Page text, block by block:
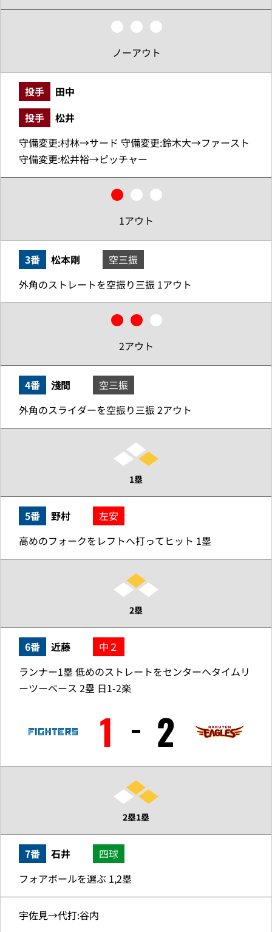
ノーアウト
投手
田中
投手
松井
守備変更:村林→サード 守備変更:鈴木大→ファースト
守備変更:松井裕→ピッチャー
1アウト
3番 松本剛
空三振
外角のストレートを空振り三振 1アウト
2アウト
4番 淺間
空三振
外角のスライダーを空振り三振 2アウト
1塁
5番 野村
左安
高めのフォークをレフトへ打ってヒット 1塁
2塁
6番 近藤
中２
ランナー1塁 低めのストレートをセンターへタイムリ
ーツーベース 2塁 日1-2楽
1 2
2塁1塁
7番 石井
四球
フォアボールを選ぶ 1,2塁
宇佐見→代打:谷内